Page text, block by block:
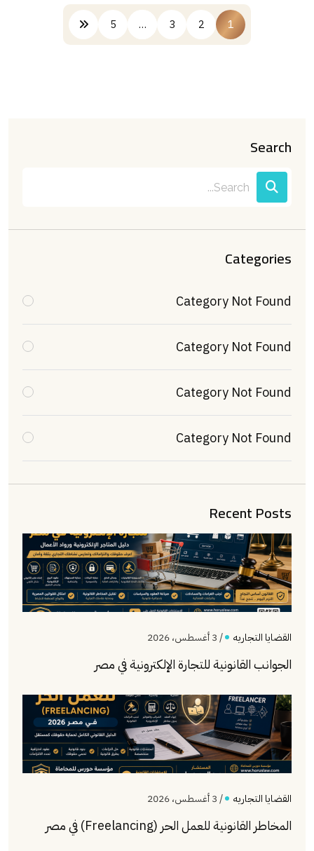
1
2
3
…
5
Search
Categories
Category Not Found
Category Not Found
Category Not Found
Category Not Found
Recent Posts
القضايا التجاريه / 3 أغسطس، 2026
الجوانب القانونية للتجارة الإلكترونية في مصر
القضايا التجاريه / 3 أغسطس، 2026
المخاطر القانونية للعمل الحر (Freelancing) في مصر